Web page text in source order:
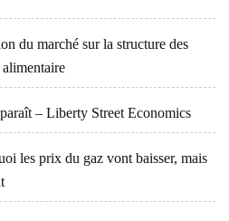
du marché sur la structure des
– Liberty Street Economics
les prix du gaz vont baisser, mais